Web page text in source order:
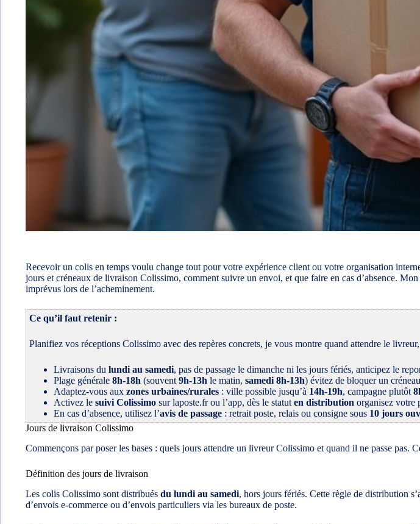
Recevoir un colis en temps voulu change tout pour votre expérience client ou votre organisation
jours et créneaux de livraison Colissimo, comment suivre un envoi, et que faire en cas d’absence.
imprévus lors de l’acheminement.
Ce qu’il faut retenir :
Planifiez vos réceptions Colissimo avec des repères concrets, je vous montre quand attendre le
Livraisons du lundi au samedi, pas de passage le dimanche ni les jours fériés, anticipez le
Plage générale 8h-18h (souvent 9h-13h le matin, samedi 8h-13h) évitez de bloquer un
Adaptez-vous aux zones urbaines/rurales : ville possible jusqu’à 14h-19h, campagne plutôt
Activez le suivi Colissimo sur laposte.fr ou l’app, dès le statut en distribution organisez votre
En cas d’absence, utilisez l’avis de passage : retrait poste, relais ou consigne sous 10 jours
Jours de livraison Colissimo
Commençons par poser les bases : quels jours attendre un livreur Colissimo et quand il ne passe
Définition des jours de livraison
Les colis Colissimo sont distribués du lundi au samedi, hors jours fériés. Cette règle de distribution
d’envois e‑commerce ou d’envois particuliers via les bureaux de poste.